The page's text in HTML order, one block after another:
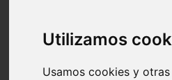
Utilizamos
Usamos cookies y
Málaga - nerja
Girona - blanes
Málaga - marbella